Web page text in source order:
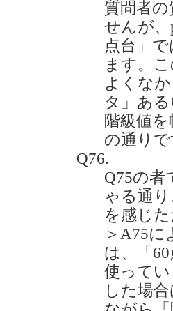
質問者
せんが
点台」
ます。
よくな
タ」あ
階級値
の通りで
Q76.
Q75の者
ゃる通
を感じ
＞A75
は、「
使って
した場